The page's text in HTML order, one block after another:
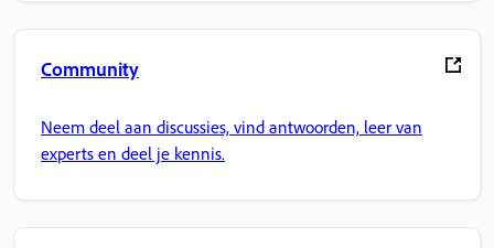
Community
Neem deel aan discussies, vind antwoorden, leer van
experts en deel je kennis.